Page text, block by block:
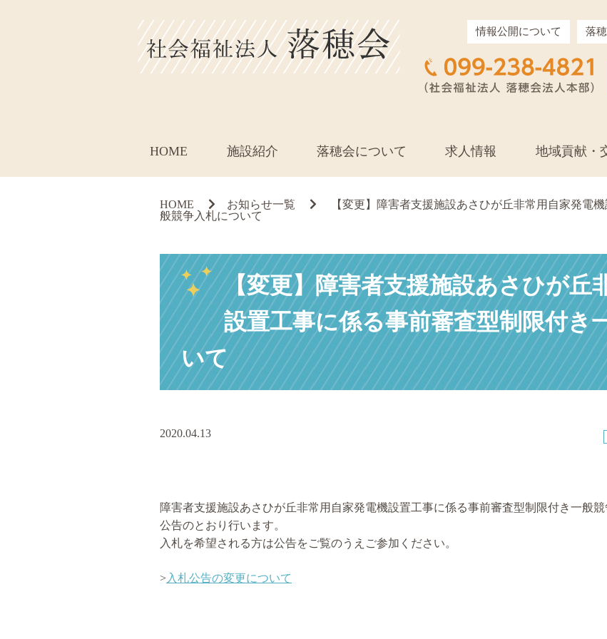
情報公開について 落
HOME 施設紹介 落穂会について 求人情報 地域貢献・
HOME お知らせ一覧
【変更】障害者支援施設あさひが丘非常用自家発電
般競争入札について
【変更】障害者支援施設あさひが丘
設置工事に係る事前審査型制限付き
いて
2020.04.13
障害者支援施設あさひが丘非常用自家発電機設置工事に係る事前審査型制限付き一般
公告のとおり行います。
入札を希望される方は公告をご覧のうえご参加ください。
>入札公告の変更について